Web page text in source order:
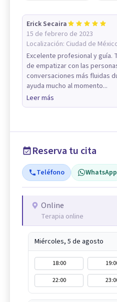
Erick Secaira
15 de febrero de 2023
Localización: Ciudad de
Excelente profesional y guía.
de empatizar con las
conversaciones más fluidas
ayuda mucho al momento...
Leer más
Reserva tu cita
Teléfono WhatsApp
Online
Terapia online
Miércoles, 5 de agosto
18:00
22:00